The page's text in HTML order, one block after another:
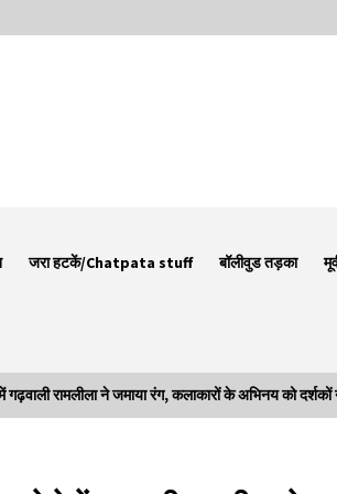
जरा हटकें/Chatpata stuff बॉलीवुड तड़का
रामलीला ने जमाया रंग, कलाकारों के अभिनय को दर्शकों